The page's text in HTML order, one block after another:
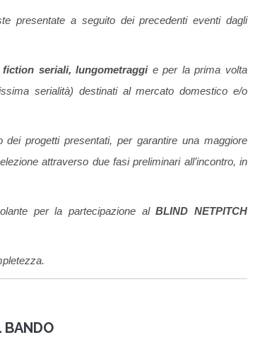
presentate a seguito dei precedenti eventi dagli
seriali, lungometraggi e per la prima volta
serialità) destinati al mercato domestico e/o
dei progetti presentati, per garantire una maggiore
attraverso due fasi preliminari all’incontro, in
per la partecipazione alBLIND NETPITCH
BANDO